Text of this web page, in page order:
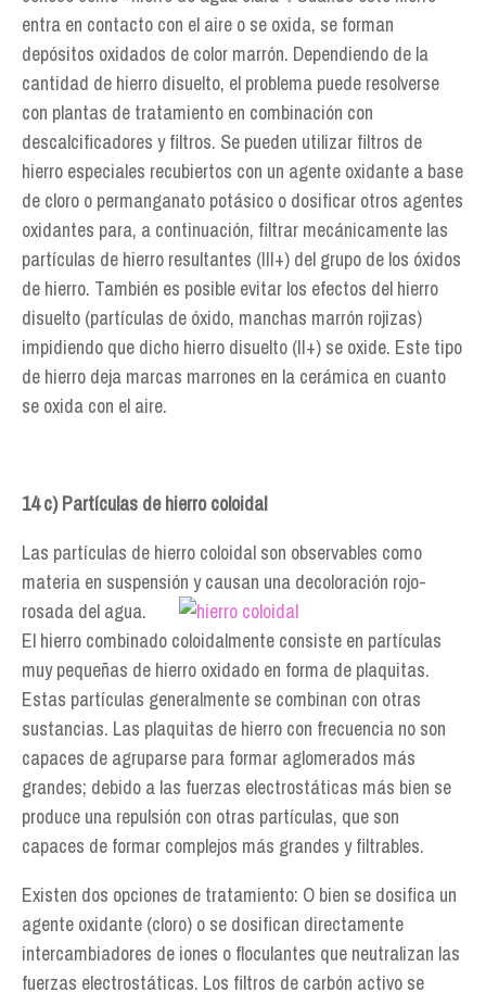
entra en contacto con el aire o se oxida, se forman
depósitos oxidados de color marrón. Dependiendo de la
cantidad de hierro disuelto, el problema puede resolverse
con plantas de tratamiento en combinación con
descalcificadores y filtros. Se pueden utilizar filtros de
hierro especiales recubiertos con un agente oxidante a base
de cloro o permanganato potásico o dosificar otros agentes
oxidantes para, a continuación, filtrar mecánicamente las
partículas de hierro resultantes (III+) del grupo de los óxidos
de hierro. También es posible evitar los efectos del hierro
disuelto (partículas de óxido, manchas marrón rojizas)
impidiendo que dicho hierro disuelto (II+) se oxide. Este tipo
de hierro deja marcas marrones en la cerámica en cuanto
se oxida con el aire.
14 c) Partículas de hierro coloidal
Las partículas de hierro coloidal son observables como
materia en suspensión y causan una decoloración rojo-
rosada del agua.
El hierro combinado coloidalmente consiste en partículas
muy pequeñas de hierro oxidado en forma de plaquitas.
Estas partículas generalmente se combinan con otras
sustancias. Las plaquitas de hierro con frecuencia no son
capaces de agruparse para formar aglomerados más
grandes; debido a las fuerzas electrostáticas más bien se
produce una repulsión con otras partículas, que son
capaces de formar complejos más grandes y filtrables.
Existen dos opciones de tratamiento: O bien se dosifica un
agente oxidante (cloro) o se dosifican directamente
intercambiadores de iones o floculantes que neutralizan las
fuerzas electrostáticas. Los filtros de carbón activo se